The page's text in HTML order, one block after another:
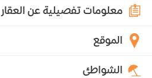
معلومات تفصيلية عن العقار
الموقع
الشواطئ